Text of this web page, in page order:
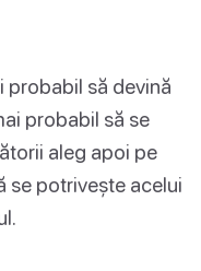
probabil să devină
probabil să se
aleg apoi pe
se potrivește acelui